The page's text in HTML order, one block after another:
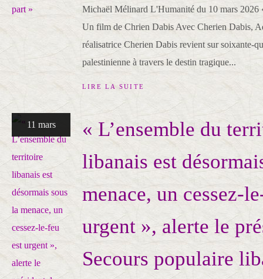
Michaël Mélinard L'Humanité du 10 mars 2026
Un film de Chrien Dabis Avec Cherien Dabis,
réalisatrice Cherien Dabis revient sur soixante-
palestinienne à travers le destin tragique...
LIRE LA SUITE
11 mars
« L’ensemble du
libanais est
menace, un cessez-
urgent », alerte le
Secours populaire